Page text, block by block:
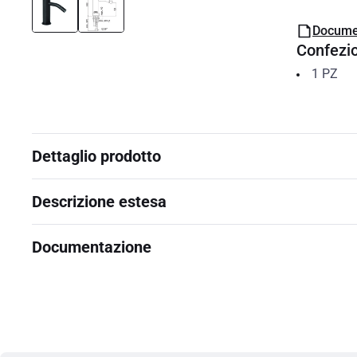
1 PZ
Dettaglio prodotto
Descrizione estesa
Documentazione